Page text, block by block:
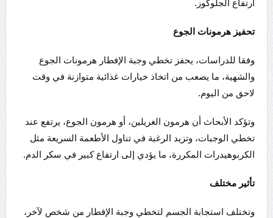
ارتفاع الجلوكوز.
تحفيز هرمونات الجوع
وفقا للدراسات، يحفز تخطي وجبة الإفطار هرمونات الجوع
والشهية، ما يصعب من اتخاذ خيارات غذائية متوازنة في وقت
لاحق من اليوم.
وتؤكد الأبحاث أن هرمون الغريلين، أو هرمون الجوع، يرتفع عند
تخطي الوجبات، وتزيد الرغبة في تناول الأطعمة السريعة مثل
الكربوهيدرات المكررة، ما يؤدي إلى ارتفاع كبير في سكر الدم.
تأثير مختلف
وتختلف استجابة الجسم لتخطي وجبة الإفطار من شخص لآخر،